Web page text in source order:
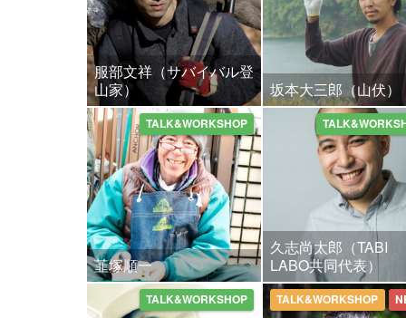
服部文祥（サバイバル登
山家）
坂本大三郎（山伏）
韮塚順一
TALK&WORKSHOP
久志尚太郎（TABI
LABO共同代表）
TALK&WORKSHOP TALK&WORKSHOP